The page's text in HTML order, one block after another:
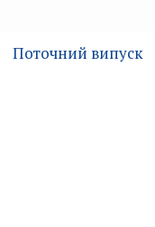
Поточний випуск